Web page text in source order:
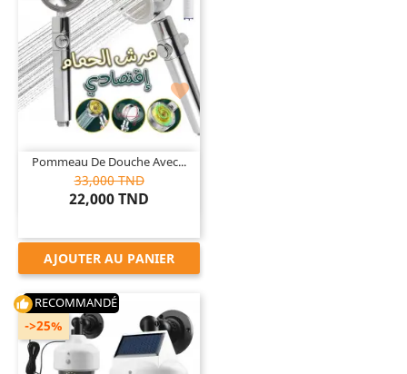

Pommeau De Douche Avec...
33,000 TND
22,000 TND
AJOUTER AU PANIER
thumb_up RECOMMANDÉ
->25%